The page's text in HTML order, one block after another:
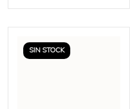
SIN STOCK